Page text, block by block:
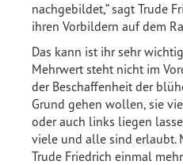
nachgebildet,“ sagt Trude
ihren Vorbildern auf dem
Das kann ist ihr sehr
Mehrwert steht nicht im
der Beschaffenheit der
Grund gehen wollen, sie
oder auch links liegen
viele und alle sind erlaubt.
Trude Friedrich einmal